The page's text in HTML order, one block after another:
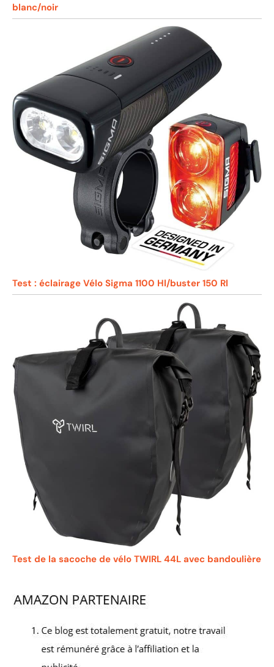
blanc/noir
Test : éclairage Vélo Sigma 1100 Hl/buster 150 Rl
Test de la sacoche de vélo TWIRL 44L avec bandoulière